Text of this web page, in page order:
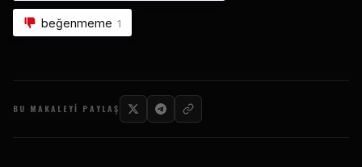
beğenmeme 1
BU MAKALEYI PAYLAŞ